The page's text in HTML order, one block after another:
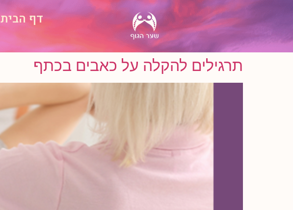
דף הבית
תרגילים להקלה על כאבים בכתף